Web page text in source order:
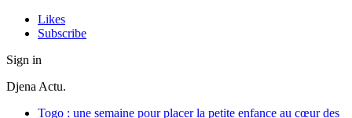
Likes
Subscribe
Sign in
Djena Actu.
Togo : une semaine pour placer la petite enfance au cœur des